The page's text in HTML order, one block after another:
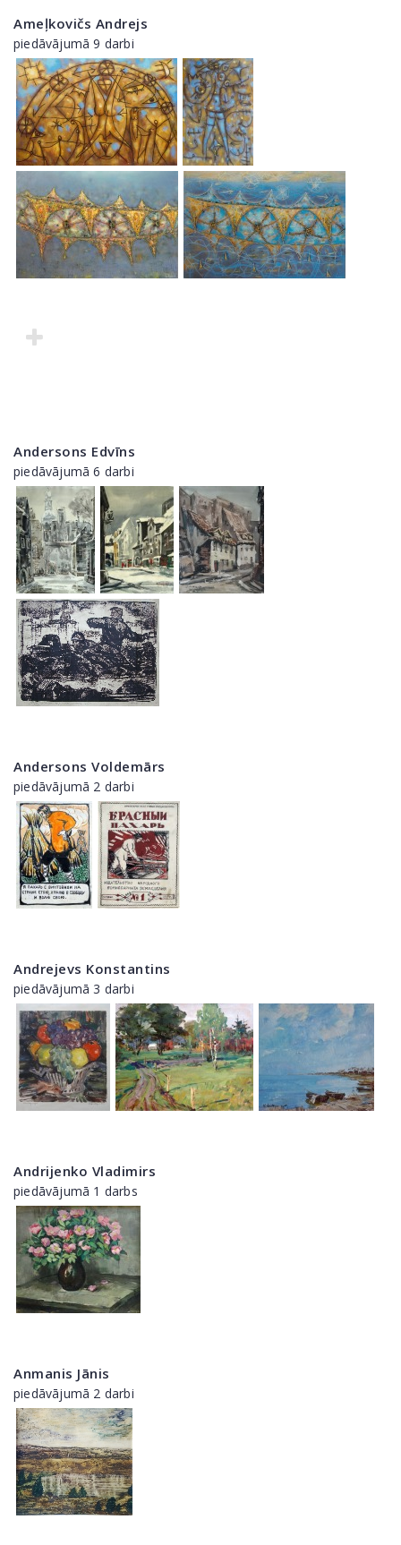
Ameļkovičs Andrejs
piedāvājumā 9 darbi
Andersons Edvīns
piedāvājumā 6 darbi
Andersons Voldemārs
piedāvājumā 2 darbi
Andrejevs Konstantins
piedāvājumā 3 darbi
Andrijenko Vladimirs
piedāvājumā 1 darbs
Anmanis Jānis
piedāvājumā 2 darbi